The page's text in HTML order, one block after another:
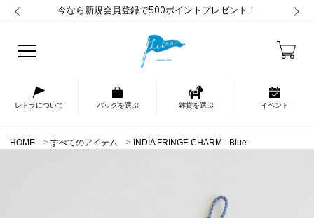
今なら新規会員登録で500ポイントプレゼント！
レトラについて バッグを選ぶ 雑貨を選ぶ イベント
HOME すべてのアイテム INDIA FRINGE CHARM - Blue -